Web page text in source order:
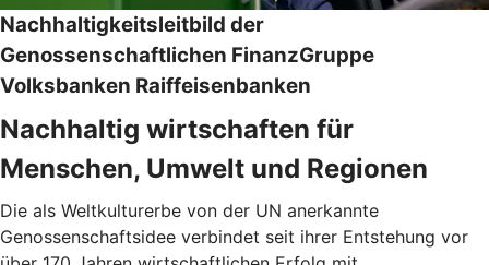
Nachhaltigkeitsleitbild der
Genossenschaftlichen FinanzGruppe
Volksbanken Raiffeisenbanken
Nachhaltig wirtschaften für
Menschen, Umwelt und Regionen
Die als Weltkulturerbe von der UN anerkannte
Genossenschaftsidee verbindet seit ihrer Entstehung vor